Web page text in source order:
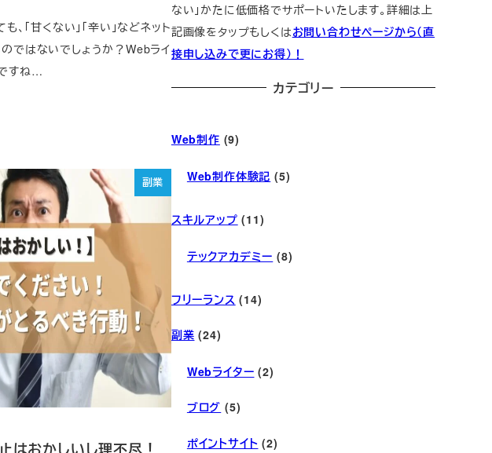
「甘くない」「辛い」などネット
ではないでしょうか？Webライ
すね…
副業
はおかしいし理不尽！
ない」かたに低価格でサポートいたします。詳細は上
記画像をタップもしくはお問い合わせページから（直
接申し込みで更にお得）！
カテゴリー
Web制作 (9)
Web制作体験記 (5)
スキルアップ (11)
テックアカデミー (8)
フリーランス (14)
副業 (24)
Webライター (2)
ブログ (5)
ポイントサイト (2)